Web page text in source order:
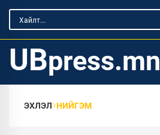
UBpress.mn
ЭХЛЭЛ НИЙГЭМ